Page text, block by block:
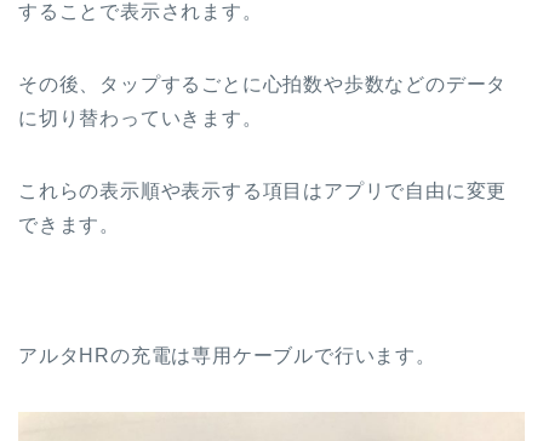
することで表示されます。
その後、タップするごとに心拍数や歩数などのデータ
に切り替わっていきます。
これらの表示順や表示する項目はアプリで自由に変更
できます。
アルタHRの充電は専用ケーブルで行います。